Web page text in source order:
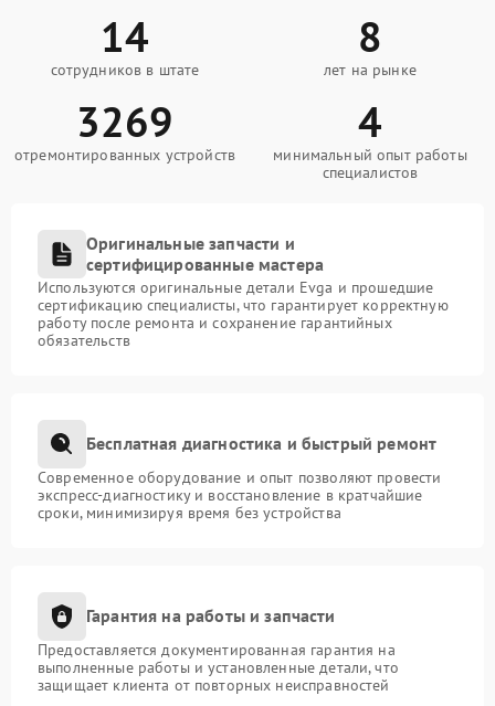
14
сотрудников в штате
8
лет на рынке
3269
отремонтированных устройств
4
минимальный опыт работы
специалистов
Оригинальные запчасти и
сертифицированные мастера
Используются оригинальные детали Evga и прошедшие
сертификацию специалисты, что гарантирует корректную
работу после ремонта и сохранение гарантийных
обязательств
Бесплатная диагностика и быстрый ремонт
Современное оборудование и опыт позволяют провести
экспресс-диагностику и восстановление в кратчайшие
сроки, минимизируя время без устройства
Гарантия на работы и запчасти
Предоставляется документированная гарантия на
выполненные работы и установленные детали, что
защищает клиента от повторных неисправностей